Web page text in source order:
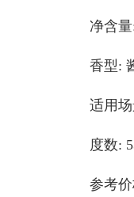
净含
香型:
适用
度数:
参考